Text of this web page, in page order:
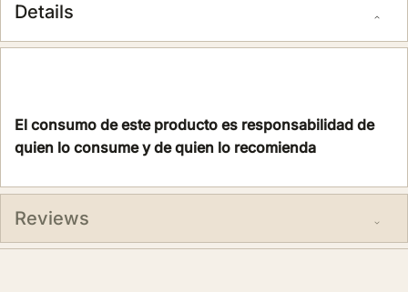
Details
El consumo de este producto es responsabilidad de
quien lo consume y de quien lo recomienda
Reviews